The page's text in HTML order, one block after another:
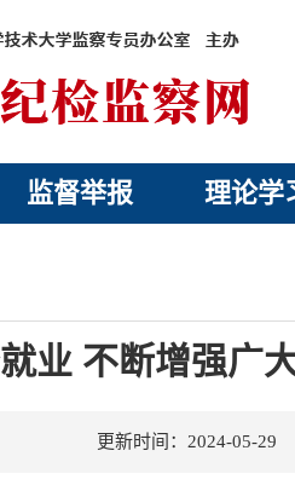
监督举报 理论学
业 不断增强广
更新时间：2024-05-29